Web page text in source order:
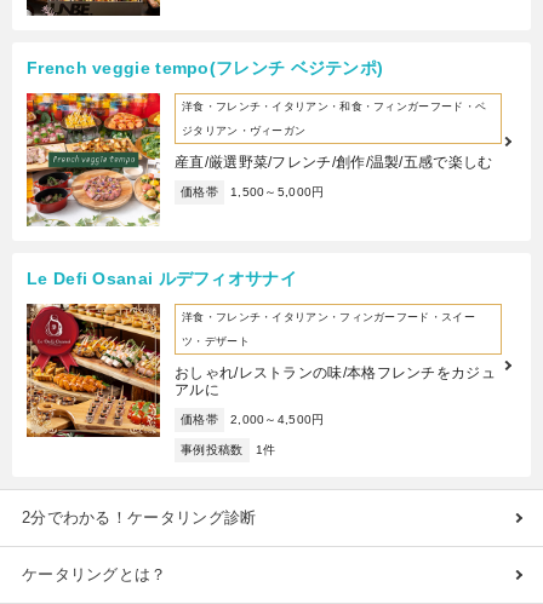
French veggie tempo(フレンチ ベジテンポ)
洋食・フレンチ・イタリアン・和食・フィンガーフード・ベ
ジタリアン・ヴィーガン
産直/厳選野菜/フレンチ/創作/温製/五感で楽しむ
価格帯 1,500～5,000円
Le Defi Osanai ルデフィオサナイ
洋食・フレンチ・イタリアン・フィンガーフード・スイー
ツ・デザート
おしゃれ/レストランの味/本格フレンチをカジュ
アルに
価格帯 2,000～4,500円
事例投稿数 1件
2分でわかる！ケータリング診断
ケータリングとは？